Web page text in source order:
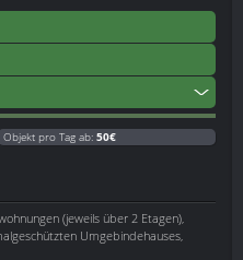
Objekt pro Tag ab: 50€
(jeweils über 2 Etagen),
Umgebindehauses,